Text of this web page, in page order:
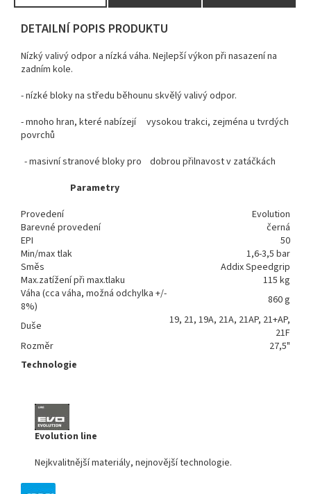
DETAILNÍ POPIS PRODUKTU
Nízký valivý odpor a nízká váha. Nejlepší výkon při nasazení na
zadním kole.
- nízké bloky na středu běhounu skvělý valivý odpor.
- mnoho hran, které nabízejí vysokou trakci, zejména u tvrdých
povrchů
- masivní stranové bloky pro dobrou přilnavost v zatáčkách
Parametry
Provedení
Evolution
Barevné provedení
černá
EPI
50
Min/max tlak
1,6-3,5 bar
Směs
Addix Speedgrip
Max.zatížení při max.tlaku
115 kg
Váha (cca váha, možná odchylka +/-
8%)
860 g
Duše
19, 21, 19A, 21A, 21AP, 21+AP,
21F
Rozměr
27,5"
Technologie
Evolution line
Nejkvalitnější materiály, nejnovější technologie.